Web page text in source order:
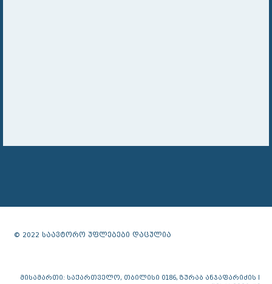
© 2022 საავტორო უფლებები დაცულია
მისამართი: საქართველო, თბილისი 0186, ზურაბ ანჯაფარიძის I